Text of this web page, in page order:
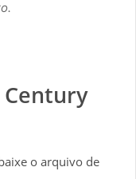
o arquivo de